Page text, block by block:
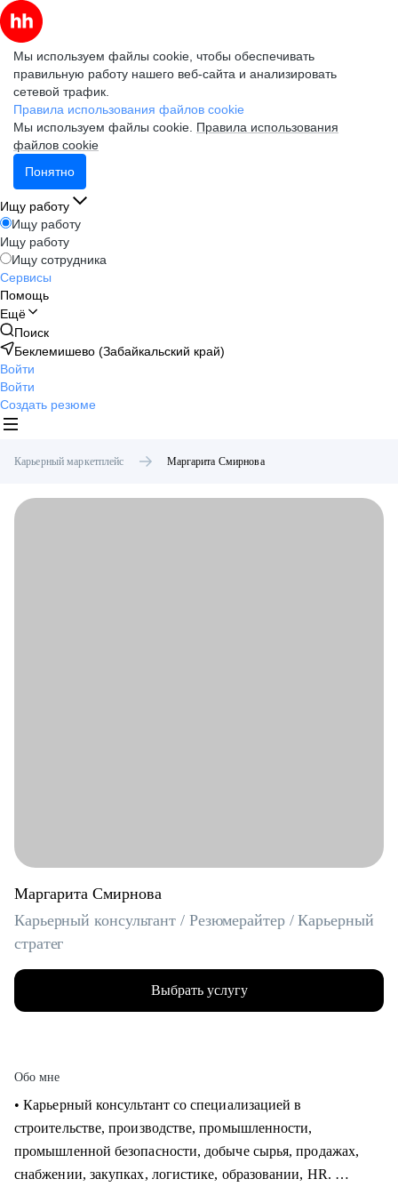
Мы используем файлы cookie, чтобы обеспечивать
правильную работу нашего веб-сайта и анализировать
сетевой трафик.
Правила использования файлов cookie
Мы используем файлы cookie. Правила использования
файлов cookie
Понятно
Ищу работу
Ищу работу
Ищу работу
Ищу сотрудника
Сервисы
Помощь
Ещё
Поиск
Беклемишево (Забайкальский край)
Войти
Войти
Создать резюме
Карьерный маркетплейс Маргарита Смирнова
Маргарита Смирнова
Карьерный консультант / Резюмерайтер / Карьерный
стратег
Выбрать услугу
Обо мне
• Карьерный консультант со специализацией в
строительстве, производстве, промышленности,
промышленной безопасности, добыче сырья, продажах,
снабжении, закупках, логистике, образовании, HR.